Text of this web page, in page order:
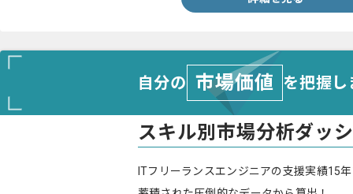
自分の 市場価値 を把握
スキル別市場分析ダッ
ITフリーランスエンジニアの支援実績15